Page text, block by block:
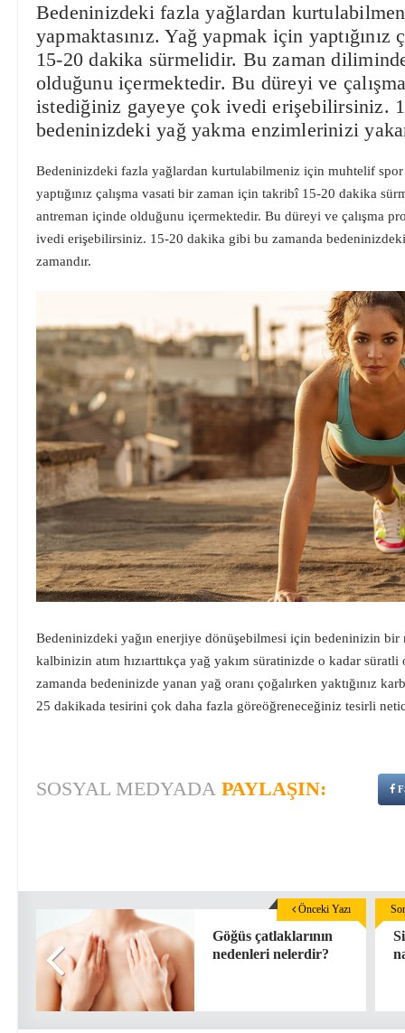
Bedeninizdeki fazla yağlardan
yapmaktasınız. Yağ yapmak için
15-20 dakika sürmelidir. Bu zaman
olduğunu içermektedir. Bu düreyi ve çalışma
istediğiniz gayeye çok ivedi erişebilirsiniz.
bedeninizdeki yağ yakma enzimlerinizi
Bedeninizdeki fazla yağlardan kurtulabilmeniz için muhtelif spor
yaptığınız çalışma vasati bir zaman için takribî 15-20 dakika
antreman içinde olduğunu içermektedir. Bu düreyi ve çalışma
ivedi erişebilirsiniz. 15-20 dakika gibi bu zamanda
zamandır.
Bedeninizdeki yağın enerjiye dönüşebilmesi için bedeninizin bir
kalbinizin atım hızıarttıkça yağ yakım süratinizde o kadar
zamanda bedeninizde yanan yağ oranı çoğalırken yaktığınız
25 dakikada tesirini çok daha fazla göreöğreneceğiniz tesirli
SOSYAL MEDYADA PAYLAŞIN:
Göğüs çatlaklarının
nedenleri nelerdir?
Önceki Yazı